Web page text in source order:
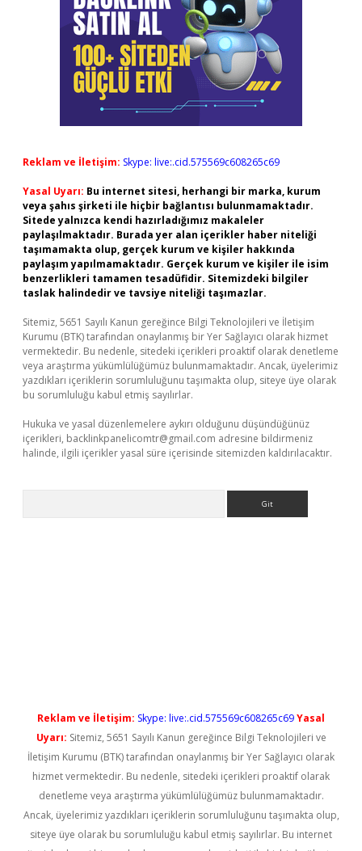
Reklam ve İletişim: Skype: live:.cid.575569c608265c69
Yasal Uyarı: Bu internet sitesi, herhangi bir marka, kurum
veya şahıs şirketi ile hiçbir bağlantısı bulunmamaktadır.
Sitede yalnızca kendi hazırladığımız makaleler
paylaşılmaktadır. Burada yer alan içerikler haber niteliği
taşımamakta olup, gerçek kurum ve kişiler hakkında
paylaşım yapılmamaktadır. Gerçek kurum ve kişiler ile isim
benzerlikleri tamamen tesadüfidir. Sitemizdeki bilgiler
taslak halindedir ve tavsiye niteliği taşımazlar.
Sitemiz, 5651 Sayılı Kanun gereğince Bilgi Teknolojileri ve İletişim
Kurumu (BTK) tarafından onaylanmış bir Yer Sağlayıcı olarak hizmet
vermektedir. Bu nedenle, sitedeki içerikleri proaktif olarak denetleme
veya araştırma yükümlülüğümüz bulunmamaktadır. Ancak, üyelerimiz
yazdıkları içeriklerin sorumluluğunu taşımakta olup, siteye üye olarak
bu sorumluluğu kabul etmiş sayılırlar.
Hukuka ve yasal düzenlemelere aykırı olduğunu düşündüğünüz
içerikleri, backlinkpanelicomtr@gmail.com adresine bildirmeniz
halinde, ilgili içerikler yasal süre içerisinde sitemizden kaldırılacaktır.
Reklam ve İletişim: Skype: live:.cid.575569c608265c69Yasal
Uyarı: Sitemiz, 5651 Sayılı Kanun gereğince Bilgi Teknolojileri ve
İletişim Kurumu (BTK) tarafından onaylanmış bir Yer Sağlayıcı olarak
hizmet vermektedir. Bu nedenle, sitedeki içerikleri proaktif olarak
denetleme veya araştırma yükümlülüğümüz bulunmamaktadır.
Ancak, üyelerimiz yazdıkları içeriklerin sorumluluğunu taşımakta olup,
siteye üye olarak bu sorumluluğu kabul etmiş sayılırlar. Bu internet